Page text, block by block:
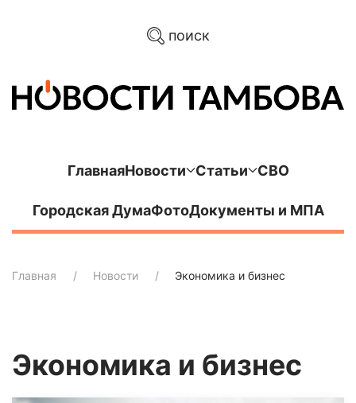
поиск
ГлавнаяНовости Статьи СВО
Городская ДумаФотоДокументы и МПА
Главная Новости Экономика и бизнес
Экономика и бизнес